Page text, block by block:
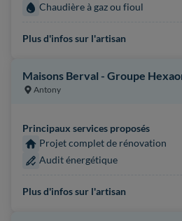
Chaudière à gaz ou fioul
Plus d'infos sur l'artisan
Maisons Berval - Groupe
Antony
Principaux services proposés
Projet complet de rénovation
Audit énergétique
Plus d'infos sur l'artisan